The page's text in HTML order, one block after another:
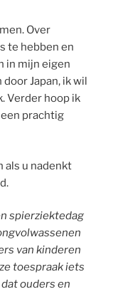
Over
te hebben en
in mijn eigen
Japan, ik wil
Verder hoop ik
prachtig
als u nadenkt
spierziektedag
van kinderen
toespraak iets
ouders en